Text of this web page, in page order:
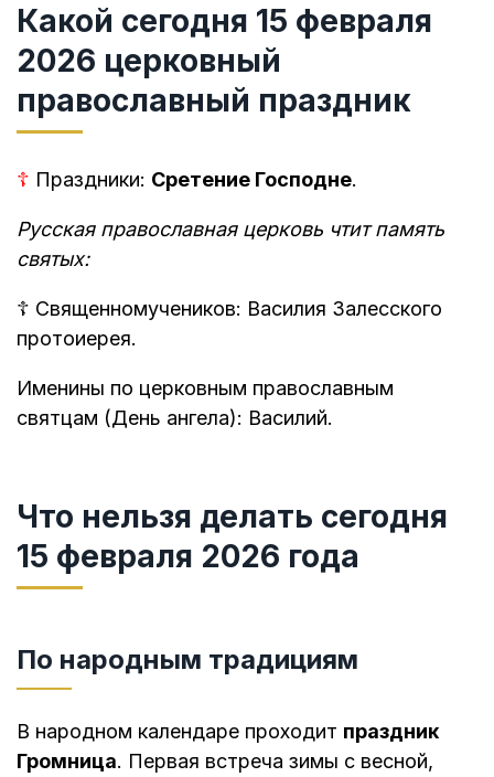
Какой сегодня 15 февраля
2026 церковный
православный праздник
☦ Праздники: Сретение Господне.
Русская православная церковь чтит память
святых:
☦ Священномучеников: Василия Залесского
протоиерея.
Именины по церковным православным
святцам (День ангела): Василий.
Что нельзя делать сегодня
15 февраля 2026 года
По народным традициям
В народном календаре проходит праздник
Громница. Первая встреча зимы с весной,